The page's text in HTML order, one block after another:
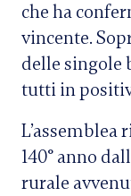
che ha
vincente.
delle singole
tutti in
L’assemblea
140° anno
rurale